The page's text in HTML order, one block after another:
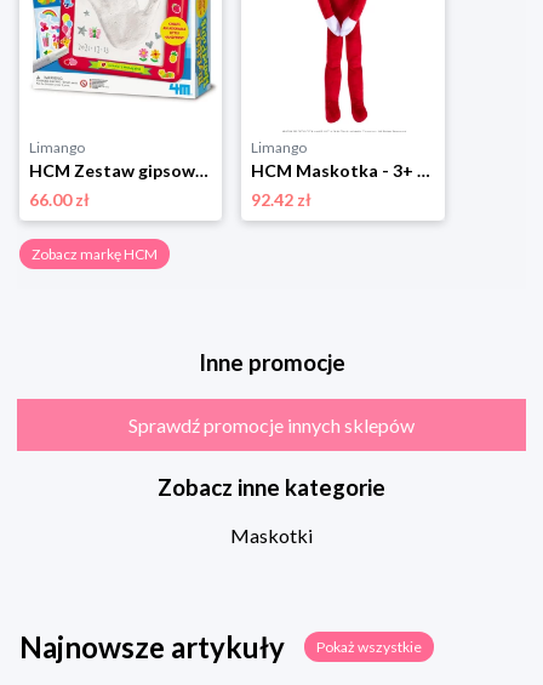
Limango
HCM Zestaw gipsowy "My Little Handprint" - 5+ rozmiar: onesize
66.00 zł
Limango
HCM Maskotka - 3+ rozmiar: onesize
92.42 zł
Zobacz markę HCM
Inne promocje
Sprawdź promocje innych sklepów
Zobacz inne kategorie
Maskotki
Najnowsze artykuły Pokaż wszystkie